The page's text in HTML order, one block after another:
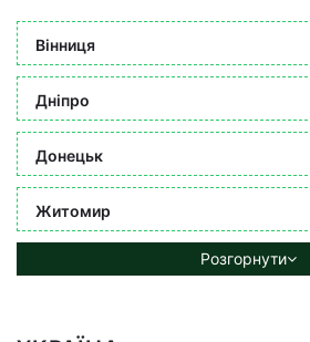
Вінниця
Дніпро
Донецьк
Житомир
Розгорнути